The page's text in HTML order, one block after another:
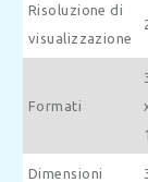
Risoluzione di
visualizzazione
Formati
Dimensioni